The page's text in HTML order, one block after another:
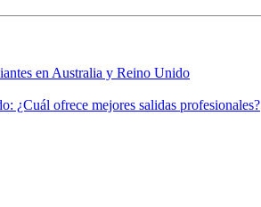
en Australia y Reino Unido
¿Cuál ofrece mejores salidas profesionales?